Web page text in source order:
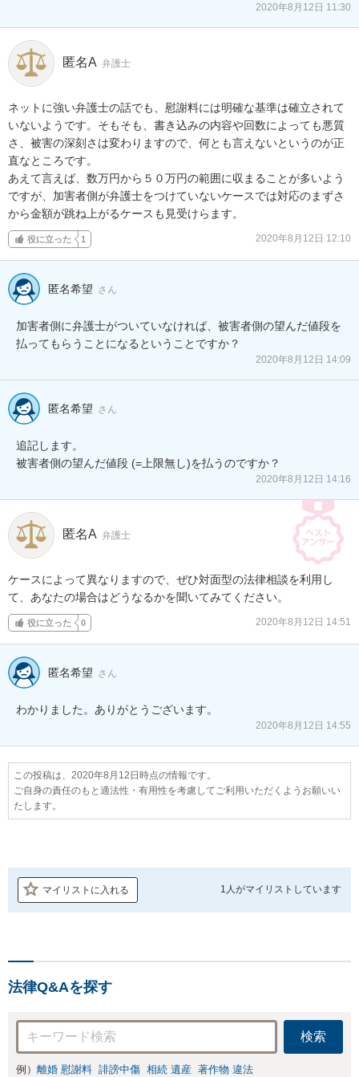
2020年8月12日 11:30
匿名A 弁護士
ネットに強い弁護士の話でも、慰謝料には明確な基準は確立されて
いないようです。そもそも、書き込みの内容や回数によっても悪質
さ、被害の深刻さは変わりますので、何とも言えないというのが正
直なところです。
あえて言えば、数万円から５０万円の範囲に収まることが多いよう
ですが、加害者側が弁護士をつけていないケースでは対応のまずさ
から金額が跳ね上がるケースも見受けらます。
役に立った 1 2020年8月12日 12:10
匿名希望 さん
加害者側に弁護士がついていなければ、被害者側の望んだ値段を
払ってもらうことになるということですか？
2020年8月12日 14:09
匿名希望 さん
追記します。
被害者側の望んだ値段 (=上限無し)を払うのですか？
2020年8月12日 14:16
匿名A 弁護士
ケースによって異なりますので、ぜひ対面型の法律相談を利用し
て、あなたの場合はどうなるかを聞いてみてください。
役に立った 0 2020年8月12日 14:51
匿名希望 さん
わかりました。ありがとうございます。
2020年8月12日 14:55
この投稿は、2020年8月12日時点の情報です。
ご自身の責任のもと適法性・有用性を考慮してご利用いただくようお願いい
たします。
マイリストに入れる 1人がマイリストしています
法律Q&Aを探す
検索
例） 離婚 慰謝料 誹謗中傷 相続 遺産 著作物 違法